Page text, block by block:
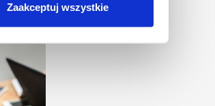
Zaakceptuj wszystkie